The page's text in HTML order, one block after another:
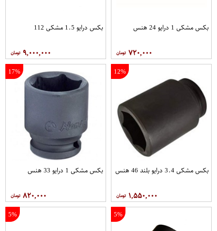
بکس مشکی 1 درایو 24 هنس
۷۲۰,۰۰۰
بکس درایو 1.5 مشکی 112
۹,۰۰۰,۰۰۰
12%
بکس مشکی 3.4 درایو بلند 46 هنس
۱,۵۵۰,۰۰۰
17%
بکس مشکی 1 درایو 33 هنس
۸۲۰,۰۰۰
5%
5%